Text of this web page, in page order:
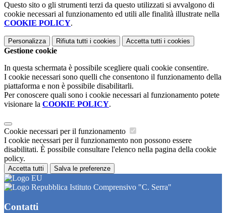
Questo sito o gli strumenti terzi da questo utilizzati si avvalgono di
cookie necessari al funzionamento ed utili alle finalità illustrate nella
COOKIE POLICY.
Personalizza Rifiuta tutti i cookies Accetta tutti i cookies
Gestione cookie
In questa schermata è possibile scegliere quali cookie consentire.
I cookie necessari sono quelli che consentono il funzionamento della
piattaforma e non è possibile disabilitarli.
Per conoscere quali sono i cookie necessari al funzionamento potete
visionare la COOKIE POLICY.
Cookie necessari per il funzionamento
I cookie necessari per il funzionamento non possono essere
disabilitati. È possibile consultare l'elenco nella pagina della cookie
policy.
Accetta tutti Salva le preferenze
Istituto Comprensivo "C. Serra"
Contatti